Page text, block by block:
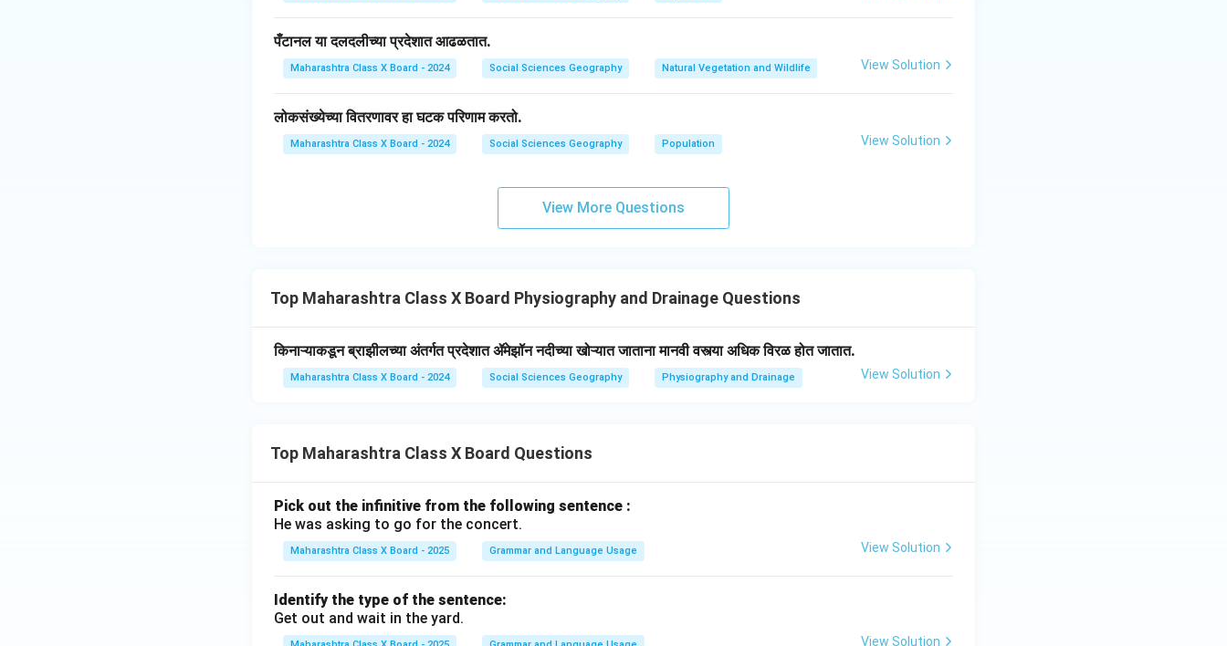
पँटानल या दलदलीच्या प्रदेशात आढळतात.
Maharashtra Class X Board - 2024 Social Sciences Geography Natural Vegetation and Wildlife View Solution
लोकसंख्येच्या वितरणावर हा घटक परिणाम करतो.
Maharashtra Class X Board - 2024 Social Sciences Geography Population View Solution
View More Questions
Top Maharashtra Class X Board Physiography and Drainage Questions
किनाऱ्याकडून ब्राझीलच्या अंतर्गत प्रदेशात ॲमेझॉन नदीच्या खोऱ्यात जाताना मानवी वस्त्या अधिक विरळ होत जातात.
Maharashtra Class X Board - 2024 Social Sciences Geography Physiography and Drainage View Solution
Top Maharashtra Class X Board Questions
Pick out the infinitive from the following sentence :
He was asking to go for the concert.
Maharashtra Class X Board - 2025 Grammar and Language Usage View Solution
Identify the type of the sentence:
Get out and wait in the yard.
View Solution